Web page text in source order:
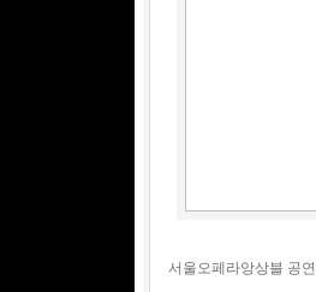
서울오페라앙상블 공